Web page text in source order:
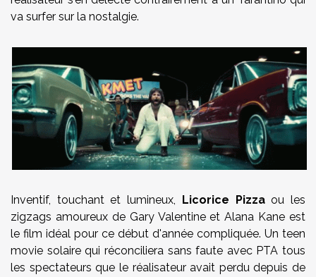
va surfer sur la nostalgie.
Inventif, touchant et lumineux, Licorice Pizzaou les
zigzags amoureux de Gary Valentine et Alana Kane est
le film idéal pour ce début d'année compliquée. Un teen
movie solaire qui réconciliera sans faute avec PTA tous
les spectateurs que le réalisateur avait perdu depuis de